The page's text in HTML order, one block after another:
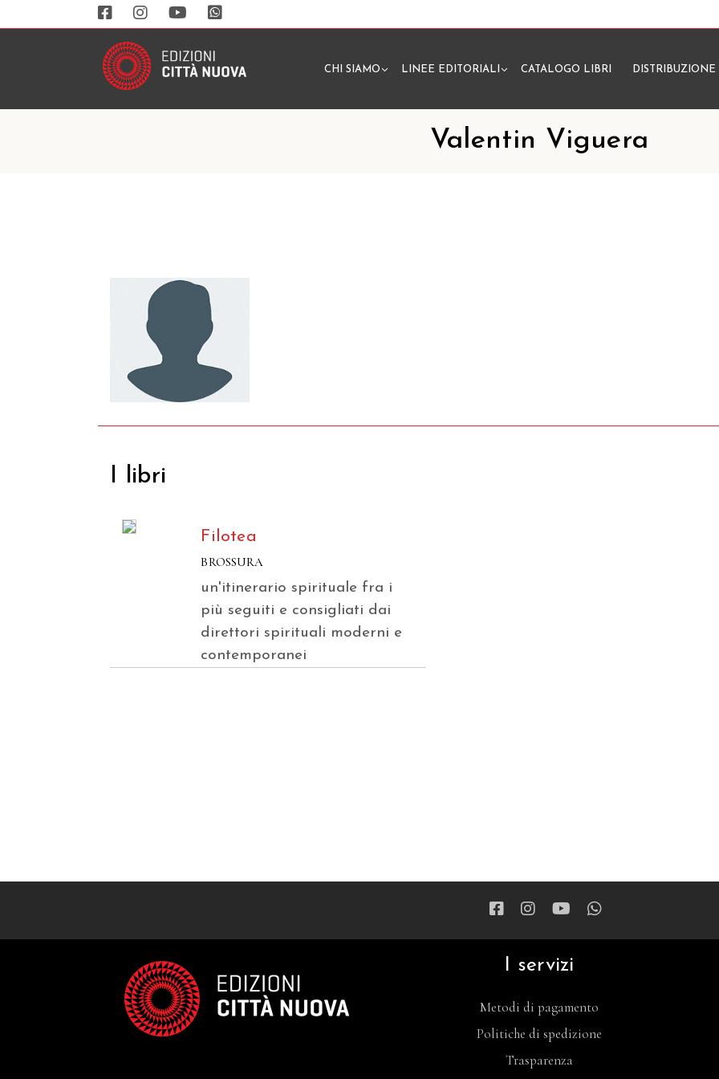
CHI SIAMO LINEE EDITORIALI CATALOGO LIBRI DISTRIBUZIONE
Valentin Viguera
I libri
Filotea
BROSSURA
un'itinerario spirituale fra i
più seguiti e consigliati dai
direttori spirituali moderni e
contemporanei
I servizi
Metodi di pagamento
Politiche di spedizione
Trasparenza